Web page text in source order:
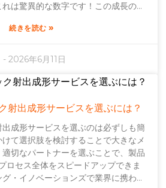
は驚異的な数字です！この成長の多
様々な新しい技術開発によるもので
性のある新素材の実験を行っていま
ニーズに合わせて変化するにつれ、
な注目を集めるトピックとなってい
います。これは、企業が事業のやり
せん。競争力を維持するためには、
こうしたトレンドに遅れをとらない
せん。怠けている場合ではありませ
といった最先端技術が、プラスチッ
率化において、ますます重要な役割
続きを読む»
-2026年6月11日
射出成形サービスを選ぶには？
成形サービスを選ぶのは必ずしも簡
て選択肢を検討することで大きなメ
切なパートナーを選ぶことで、製品
ロセス全体をスピードアップできま
・イノベーションズで業界に携わっ